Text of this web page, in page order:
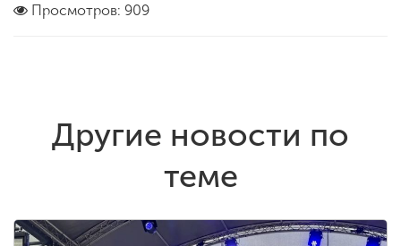
Просмотров: 909
Другие новости по
теме